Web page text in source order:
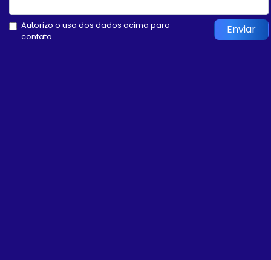
Autorizo o uso dos dados acima para
contato.
Enviar